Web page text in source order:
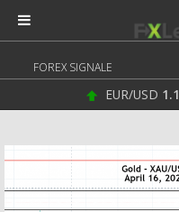
FOREX SIGNALE
EUR/USD1.15596